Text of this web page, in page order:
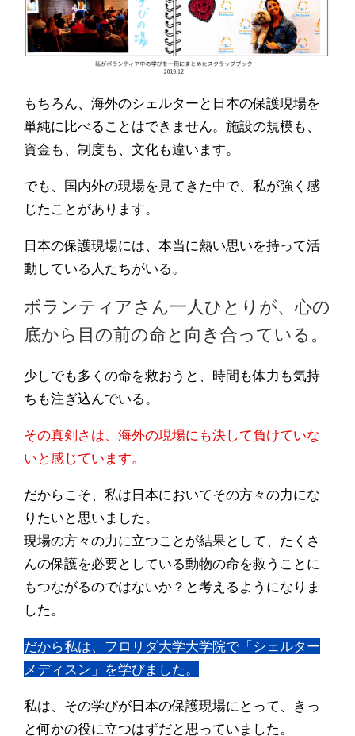
もちろん、海外のシェルターと日本の保護現場を
単純に比べることはできません。施設の規模も、
資金も、制度も、文化も違います。
でも、国内外の現場を見てきた中で、私が強く感
じたことがあります。
日本の保護現場には、本当に熱い思いを持って活
動している人たちがいる。
ボランティアさん一人ひとりが、心の
底から目の前の命と向き合っている。
少しでも多くの命を救おうと、時間も体力も気持
ちも注ぎ込んでいる。
その真剣さは、海外の現場にも決して負けていな
いと感じています。
だからこそ、私は日本においてその方々の力にな
りたいと思いました。
現場の方々の力に立つことが結果として、たくさ
んの保護を必要としている動物の命を救うことに
もつながるのではないか？と考えるようになりま
した。
だから私は、フロリダ大学大学院で「シェルター
メディスン」を学びました。
私は、その学びが日本の保護現場にとって、きっ
と何かの役に立つはずだと思っていました。